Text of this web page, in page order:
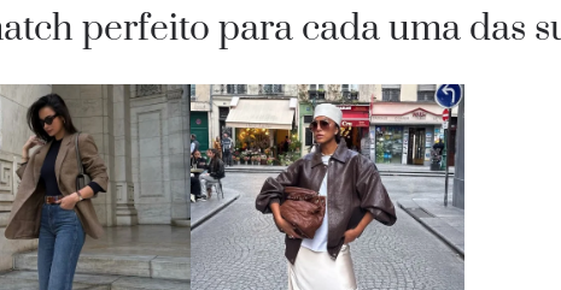
perfeito para cada uma das